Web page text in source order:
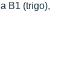
B1 (trigo),